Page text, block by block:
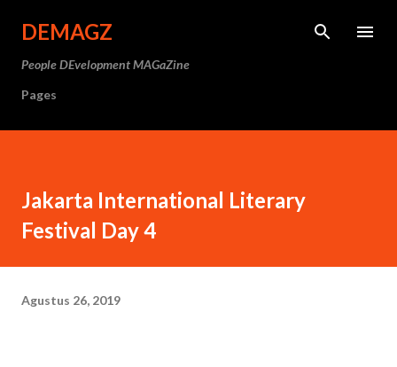
DEMAGZ
People DEvelopment MAGaZine
Pages
Jakarta International Literary
Festival Day 4
Agustus 26, 2019